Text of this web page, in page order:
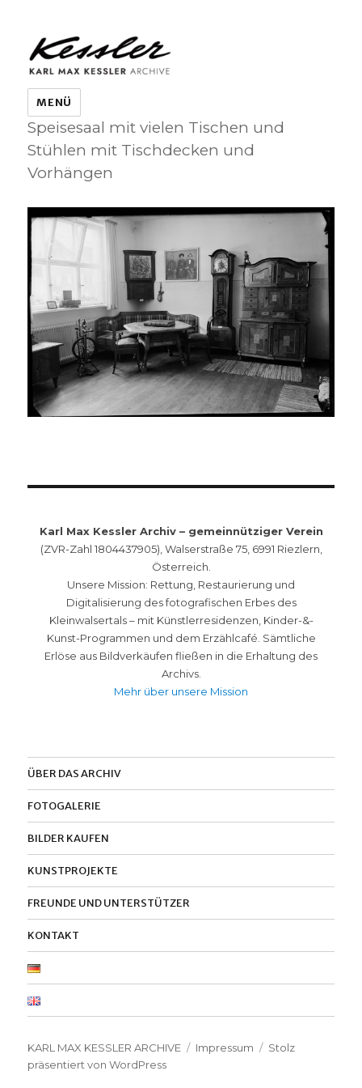
KARL MAX KESSLER ARCHIVE
MENÜ
Speisesaal mit vielen Tischen und
Stühlen mit Tischdecken und
Vorhängen
Karl Max Kessler Archiv – gemeinnütziger Verein
(ZVR-Zahl 1804437905), Walserstraße 75, 6991 Riezlern,
Österreich.
Unsere Mission: Rettung, Restaurierung und
Digitalisierung des fotografischen Erbes des
Kleinwalsertals – mit Künstlerresidenzen, Kinder-&-
Kunst-Programmen und dem Erzählcafé. Sämtliche
Erlöse aus Bildverkäufen fließen in die Erhaltung des
Archivs.
Mehr über unsere Mission
ÜBER DAS ARCHIV
FOTOGALERIE
BILDER KAUFEN
KUNSTPROJEKTE
FREUNDE UND UNTERSTÜTZER
KONTAKT
KARL MAX KESSLER ARCHIVE Impressum
Stolz
präsentiert von WordPress